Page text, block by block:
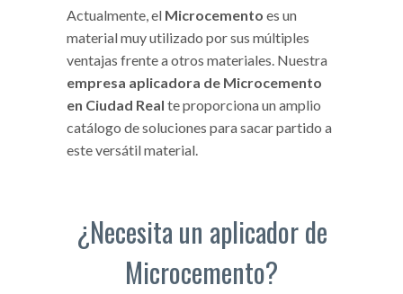
Actualmente, el Microcemento es un
material muy utilizado por sus múltiples
ventajas frente a otros materiales. Nuestra
empresa aplicadora de Microcemento
en Ciudad Real te proporciona un amplio
catálogo de soluciones para sacar partido a
este versátil material.
¿Necesita un aplicador de
Microcemento?